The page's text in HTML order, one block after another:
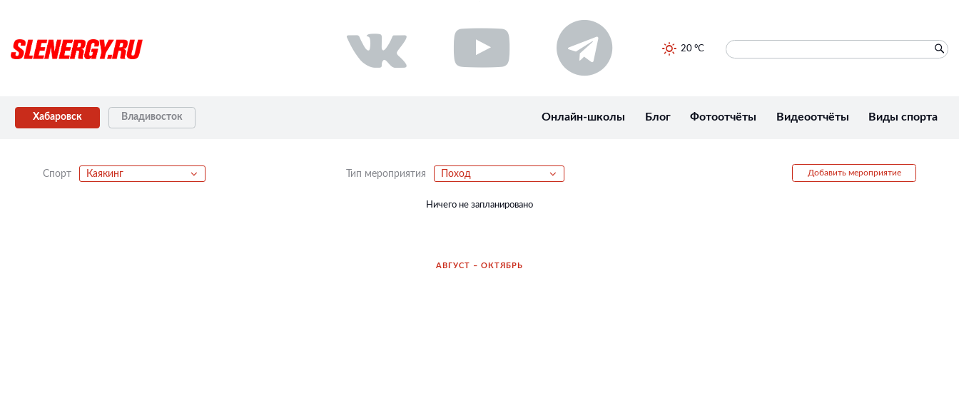
20 °C
Хабаровск Владивосток Онлайн-школы Блог Фотоотчёты Видеоотчёты Виды спорта
Спорт Каякинг Тип мероприятия Поход Добавить мероприятие
Ничего не запланировано
АВГУСТ – ОКТЯБРЬ